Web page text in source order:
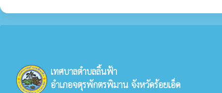
เทศบาลตำบลลิ้นฟ้า
อำเภอจตุรพักตรพิมาน จังหวัดร้อยเอ็ด